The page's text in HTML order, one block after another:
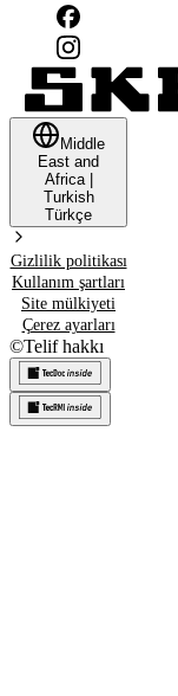
Middle
East and
Africa|
Turkish
Türkçe
Gizlilik politikası
Kullanım şartları
Site mülkiyeti
Çerez ayarları
©Telif hakkı